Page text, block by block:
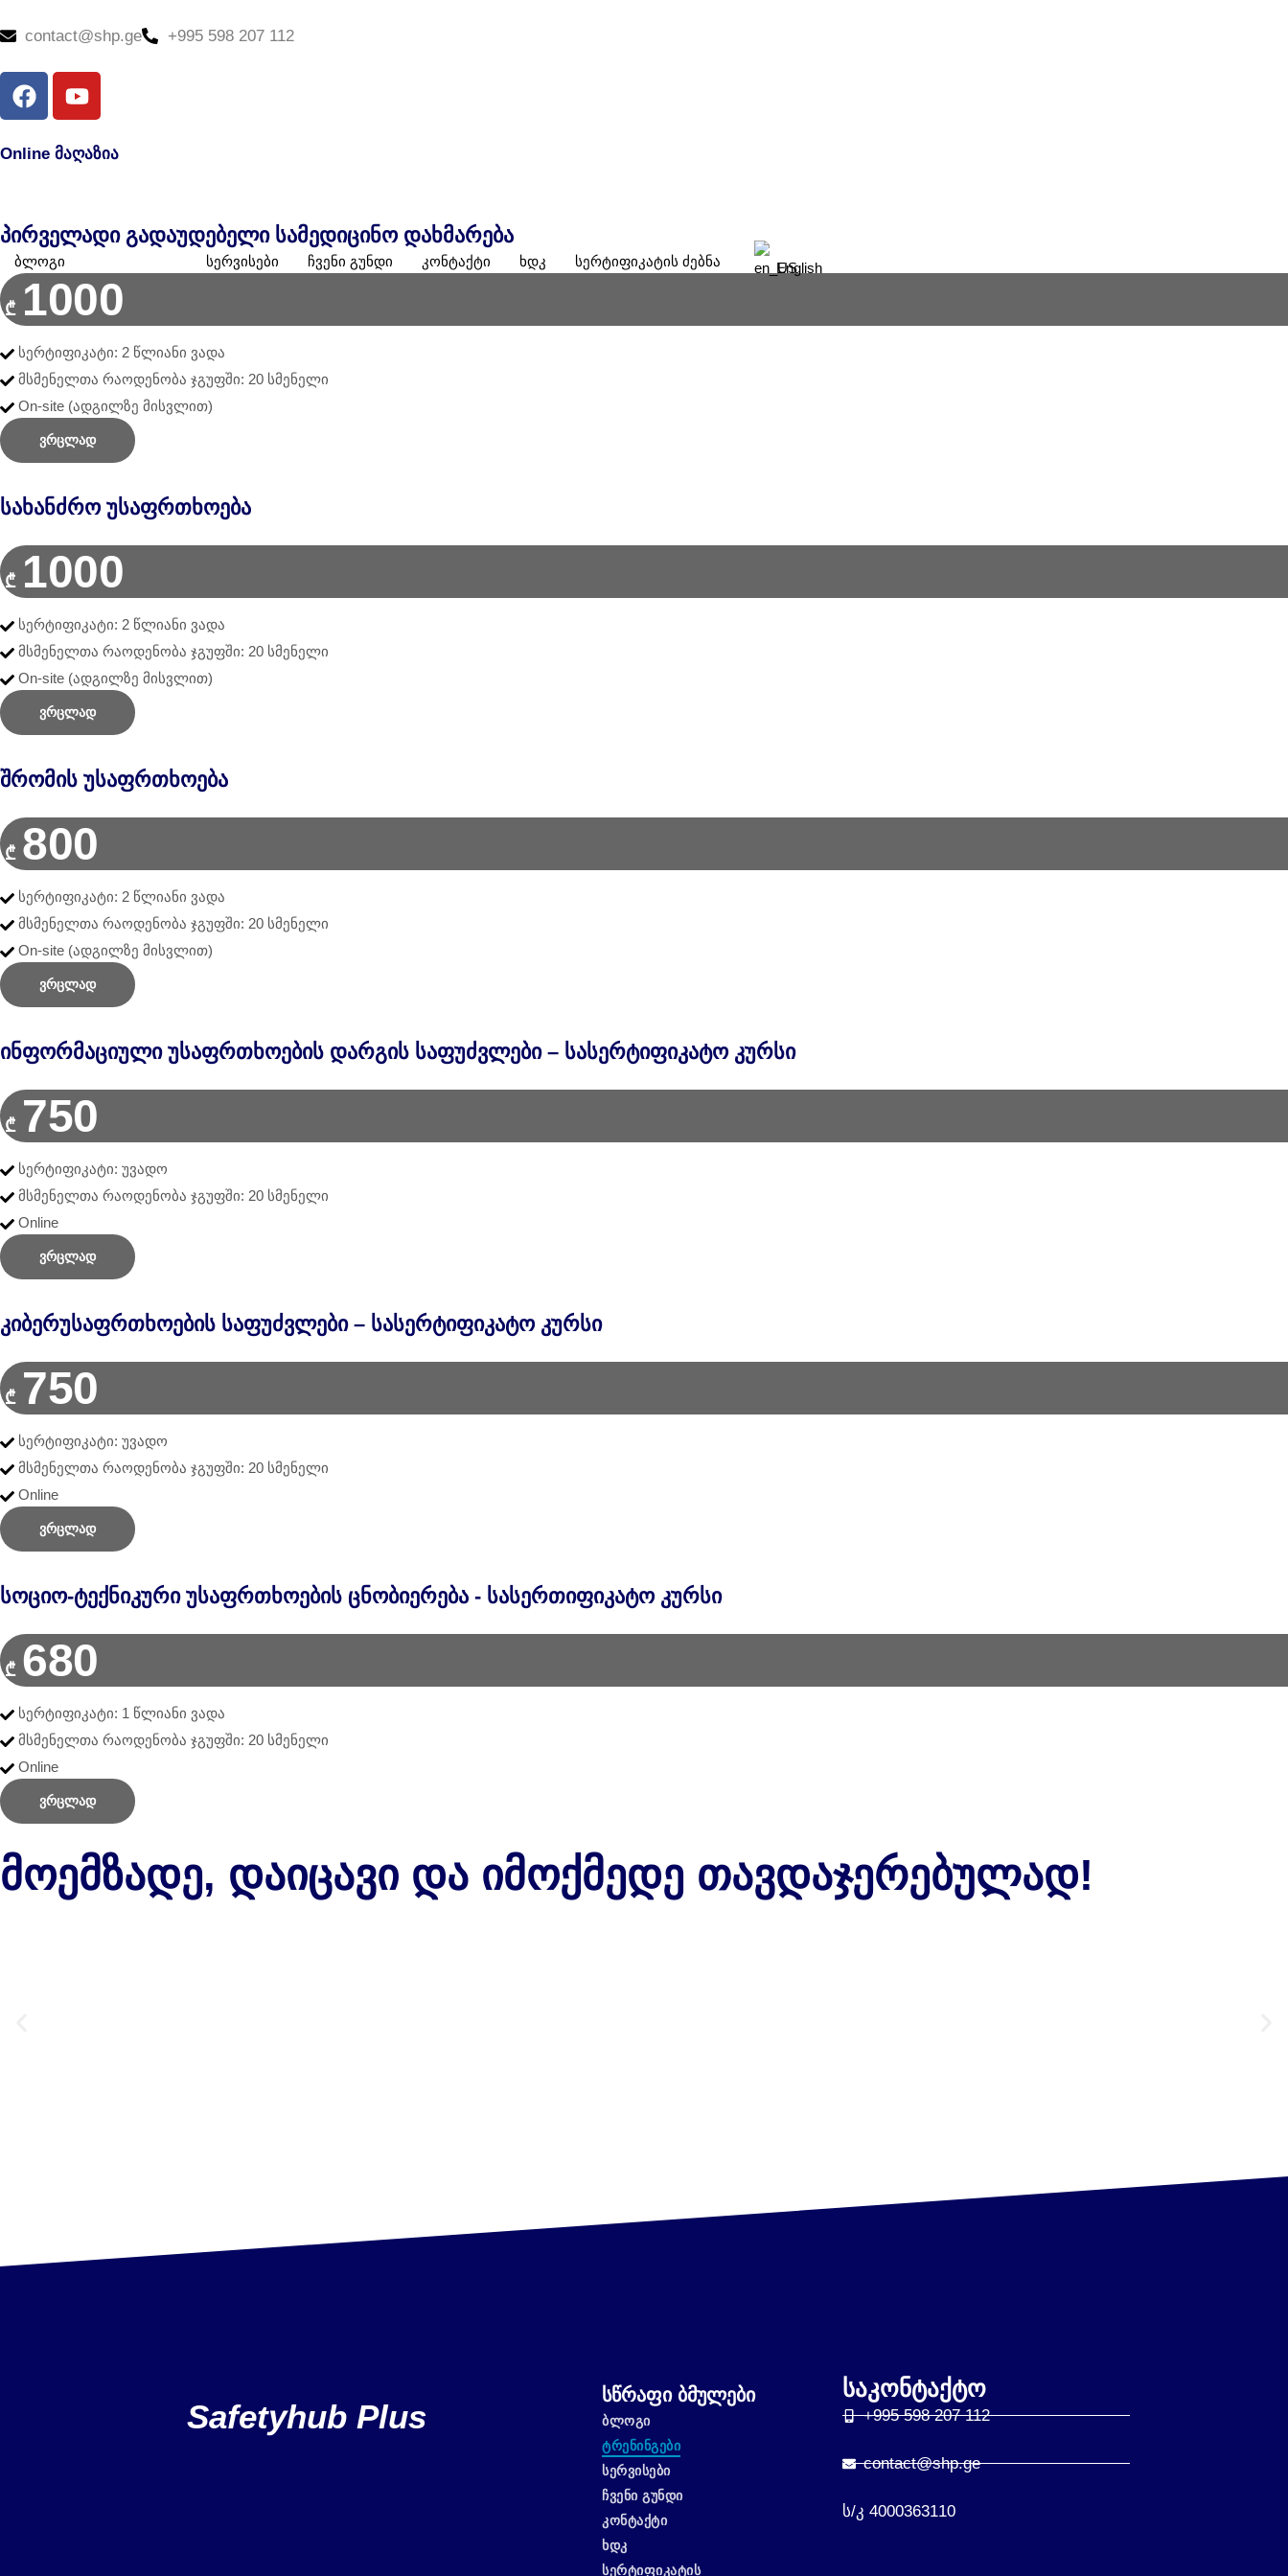
contact@shp.ge +995 598 207 112
Online მაღაზია
ბლოგი სერვისები ჩვენი გუნდი კონტაქტი ხდკ სერტიფიკატის ძებნა English
პირველადი გადაუდებელი სამედიცინო დახმარება
₾ 1000
სერტიფიკატი: 2 წლიანი ვადა
მსმენელთა რაოდენობა ჯგუფში: 20 სმენელი
On-site (ადგილზე მისვლით)
ვრცლად
Სახანძრო Უსაფრთხოება
₾ 1000
სერტიფიკატი: 2 წლიანი ვადა
მსმენელთა რაოდენობა ჯგუფში: 20 სმენელი
On-site (ადგილზე მისვლით)
ვრცლად
Შრომის Უსაფრთხოება
₾ 800
სერტიფიკატი: 2 წლიანი ვადა
მსმენელთა რაოდენობა ჯგუფში: 20 სმენელი
On-site (ადგილზე მისვლით)
ვრცლად
ინფორმაციული უსაფრთხოების დარგის საფუძვლები – სასერტიფიკატო კურსი
₾ 750
სერტიფიკატი: უვადო
მსმენელთა რაოდენობა ჯგუფში: 20 სმენელი
Online
ვრცლად
Კიბერუსაფრთხოების Საფუძვლები – Სასერტიფიკატო Კურსი
₾ 750
სერტიფიკატი: უვადო
მსმენელთა რაოდენობა ჯგუფში: 20 სმენელი
Online
ვრცლად
Სოციო-Ტექნიკური Უსაფრთხოების Ცნობიერება - Სასერთიფიკატო Კურსი
₾ 680
სერტიფიკატი: 1 წლიანი ვადა
მსმენელთა რაოდენობა ჯგუფში: 20 სმენელი
Online
ვრცლად
Მოემზადე, Დაიცავი Და Იმოქმედე Თავდაჯერებულად!
Safetyhub Plus
Სწრაფი Ბმულები
ᲑᲚᲝᲒᲘ
ᲢᲠᲔᲜᲘᲜᲒᲔᲑᲘ
ᲡᲔᲠᲕᲘᲡᲔᲑᲘ
ᲩᲕᲔᲜᲘ ᲒᲣᲜᲓᲘ
ᲙᲝᲜᲢᲐᲥᲢᲘ
ᲮᲓᲙ
ᲡᲔᲠᲢᲘᲤᲘᲙᲐᲢᲘᲡ
Საკონტაქტო
+995 598 207 112
contact@shp.ge
ს/კ 4000363110